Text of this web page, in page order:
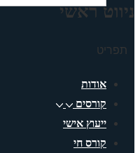
ניווט ראשי
תפריט
אודות
קורסים
ייעוץ אישי
קורס חי